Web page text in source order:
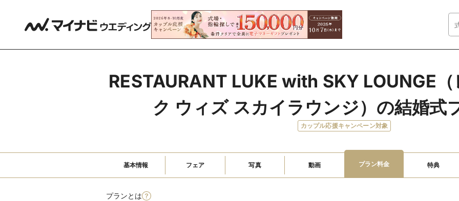
RESTAURANT LUKE with SKY LOUNGE
ク ウィズ スカイラウンジ）の結婚式
カップル応援キャンペーン対象
基本情報 フェア 写真 動画 プラン料金 特典
プランとは